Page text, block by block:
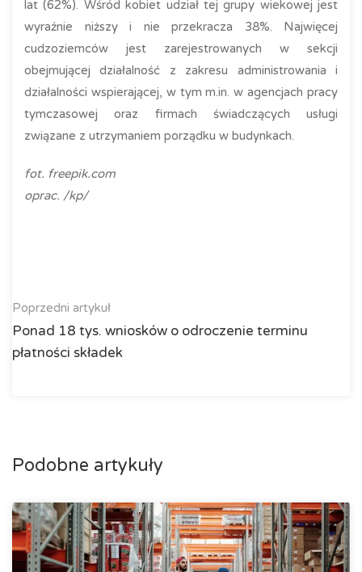
lat (62%). Wśród kobiet udział tej grupy wiekowej jest
wyraźnie niższy i nie przekracza 38%. Najwięcej
cudzoziemców jest zarejestrowanych w sekcji
obejmującej działalność z zakresu administrowania i
działalności wspierającej, w tym m.in. w agencjach pracy
tymczasowej oraz firmach świadczących usługi
związane z utrzymaniem porządku w budynkach.
fot. freepik.com
oprac. /kp/
Poprzedni artykuł
Ponad 18 tys. wniosków o odroczenie terminu
płatności składek
Podobne artykuły